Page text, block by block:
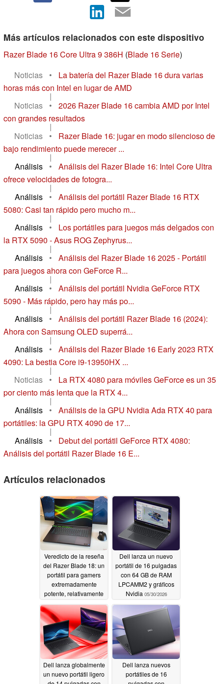
Más artículos relacionados con este dispositivo
Razer Blade 16 Core Ultra 9 386H (Blade 16 Serie)
Noticias
•
La batería del Razer Blade 16 dura varias
horas más con Intel en lugar de AMD
|
Noticias
•
2026 Razer Blade 16 cambia AMD por Intel
con grandes resultados
|
Noticias
•
Razer Blade 16: jugar en modo silencioso de
bajo rendimiento puede merecer ...
|
Análisis
•
Análisis del Razer Blade 16: Intel Core Ultra
ofrece velocidades de fotogra...
|
Análisis
•
Análisis del portátil Razer Blade 16 RTX
5080: Casi tan rápido pero mucho m...
|
Análisis
•
Los portátiles para juegos más delgados con
la RTX 5090 - Asus ROG Zephyrus...
|
Análisis
•
Análisis del Razer Blade 16 2025 - Portátil
para juegos ahora con GeForce R...
|
Análisis
•
Análisis del portátil Nvidia GeForce RTX
5090 - Más rápido, pero hay más po...
|
Análisis
•
Análisis del portátil Razer Blade 16 (2024):
Ahora con Samsung OLED superrá...
|
Análisis
•
Análisis del Razer Blade 16 Early 2023 RTX
4090: La bestia Core i9-13950HX ...
|
Noticias
•
La RTX 4080 para móviles GeForce es un 35
por ciento más lenta que la RTX 4...
|
Análisis
•
Análisis de la GPU Nvidia Ada RTX 40 para
portátiles: la GPU RTX 4090 de 17...
|
Análisis
•
Debut del portátil GeForce RTX 4080:
Análisis del portátil Razer Blade 16 E...
Artículos relacionados
Veredicto de la reseña
del Razer Blade 18: un
portátil para gamers
extremadamente
potente, relativamente
07/22/2026
Dell lanza un nuevo
portátil de 16 pulgadas
con 64 GB de RAM
LPCAMM2 y gráficos
Nvidia 05/30/2026
Dell lanza globalmente
un nuevo portátil ligero
Dell lanza nuevos
portátiles de 16